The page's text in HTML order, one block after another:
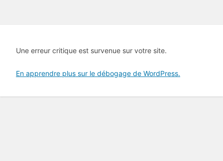
Une erreur critique est survenue sur votre site.
En apprendre plus sur le débogage de WordPress.